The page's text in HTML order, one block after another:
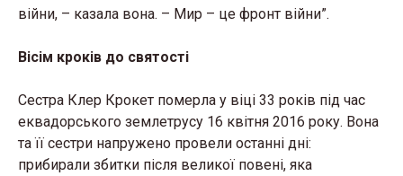
війни, – казала вона. – Мир – це фронт війни”.
Вісім кроків до святості
Сестра Клер Крокет померла у віці 33 років під час
еквадорського землетрусу 16 квітня 2016 року. Вона
та її сестри напружено провели останні дні:
прибирали збитки після великої повені, яка